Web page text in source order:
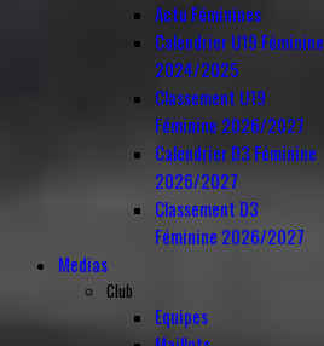
Actu Féminines
Calendrier U19 Féminine
2024/2025
Classement U19
Féminine 2026/2027
Calendrier D3 Féminine
2026/2027
Classement D3
Féminine 2026/2027
Medias
Club
Equipes